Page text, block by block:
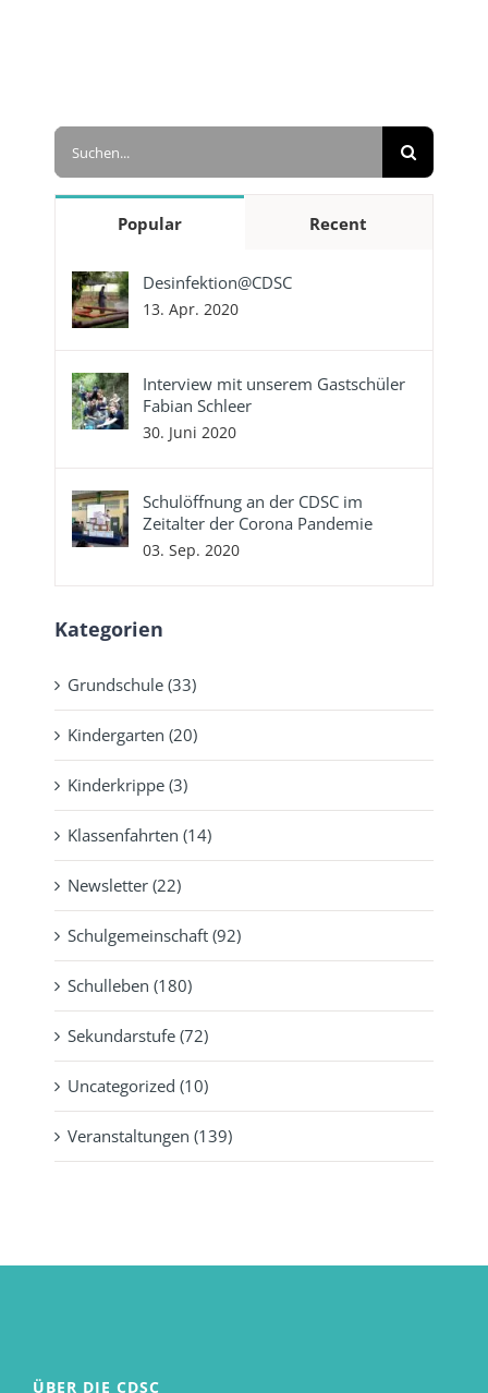
Suche
Popular Recent
Desinfektion@CDSC
13. Apr. 2020
Interview mit unserem Gastschüler
Fabian Schleer
30. Juni 2020
Schulöffnung an der CDSC im
Zeitalter der Corona Pandemie
03. Sep. 2020
Kategorien
Grundschule (33)
Kindergarten (20)
Kinderkrippe (3)
Klassenfahrten (14)
Newsletter (22)
Schulgemeinschaft (92)
Schulleben (180)
Sekundarstufe (72)
Uncategorized (10)
Veranstaltungen (139)
ÜBER DIE CDSC